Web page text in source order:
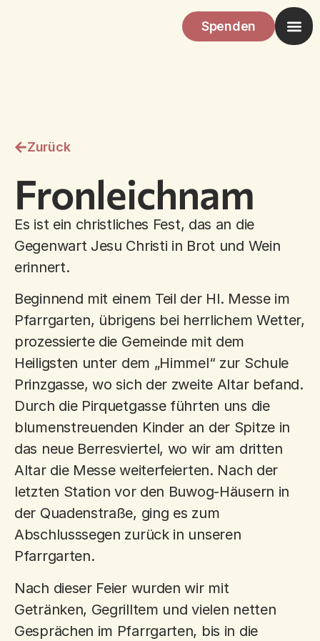
Spenden
Zurück
Fronleichnam
Es ist ein christliches Fest, das an die
Gegenwart Jesu Christi in Brot und Wein
erinnert.
Beginnend mit einem Teil der Hl. Messe im
Pfarrgarten, übrigens bei herrlichem Wetter,
prozessierte die Gemeinde mit dem
Heiligsten unter dem „Himmel“ zur Schule
Prinzgasse, wo sich der zweite Altar befand.
Durch die Pirquetgasse führten uns die
blumenstreuenden Kinder an der Spitze in
das neue Berresviertel, wo wir am dritten
Altar die Messe weiterfeierten. Nach der
letzten Station vor den Buwog-Häusern in
der Quadenstraße, ging es zum
Abschlusssegen zurück in unseren
Pfarrgarten.
Nach dieser Feier wurden wir mit
Getränken, Gegrilltem und vielen netten
Gesprächen im Pfarrgarten, bis in die